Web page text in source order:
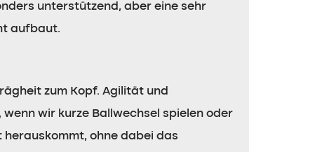
unterstützend, aber eine sehr
aufbaut.
zum Kopf. Agilität und
wir kurze Ballwechsel spielen oder
ohne dabei das